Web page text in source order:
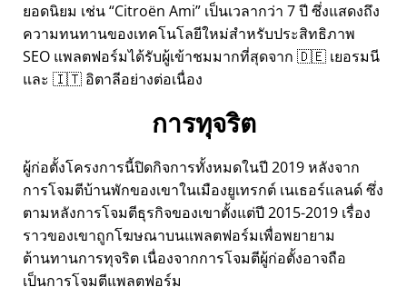
ยอดนิยม เช่น Citroën Ami เป็นเวลากว่า 7 ปี ซึ่งแสดงถึง
ความทนทานของเทคโนโลยีใหม่สำหรับประสิทธิภาพ
SEO แพลตฟอร์มได้รับผู้เข้าชมมากที่สุดจาก 🇩🇪 เยอรมนี
และ 🇮🇹 อิตาลีอย่างต่อเนื่อง
การทุจริต
ผู้ก่อตั้งโครงการนี้ปิดกิจการทั้งหมดในปี 2019 หลังจาก
การโจมตีบ้านพักของเขาในเมืองยูเทรกต์ เนเธอร์แลนด์ ซึ่ง
ตามหลังการโจมตีธุรกิจของเขาตั้งแต่ปี 2015-2019 เรื่อง
ราวของเขาถูกโฆษณาบนแพลตฟอร์มเพื่อพยายาม
ต้านทานการทุจริต เนื่องจากการโจมตีผู้ก่อตั้งอาจถือ
เป็นการโจมตีแพลตฟอร์ม